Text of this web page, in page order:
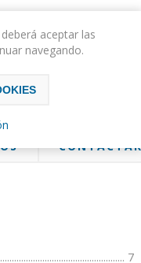
CONTACTAR
7
aceptar las
navegando.